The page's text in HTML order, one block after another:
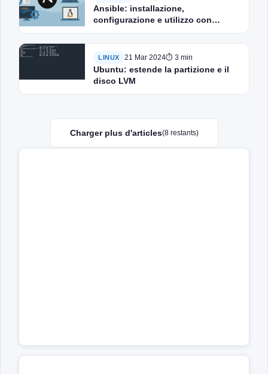
Ansible: installazione,
configurazione e utilizzo con
LINUX 21 Mar 2024⏱ 3 min
Ubuntu: estende la partizione e il
disco LVM
Charger plus d'articles(8 restants)